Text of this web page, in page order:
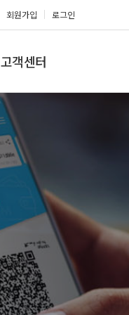
회원가입 로그인
고객센터
공지사항
갤러리